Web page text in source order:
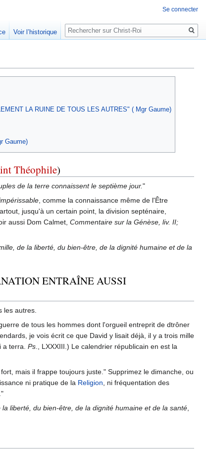
LA RUINE DE TOUS LES AUTRES" ( Mgr Gaume)
Gaume)
Théophile)
de la terre connaissent le septième jour."
, comme la connaissance même de l'Être
jusqu'à un certain point, la division septénaire,
aussi Dom Calmet, Commentaire sur la Génèse, liv. II;
de la liberté, du bien-être, de la dignité humaine et de la
ENTRAÎNE AUSSI
les autres.
de tous les hommes dont l'orgueil entreprit de dtrôner
je vois écrit ce que David y lisait déjà, il y a trois mille
a terra. Ps., LXXXIII.) Le calendrier républicain en est la
mais il frappe toujours juste." Supprimez le dimanche, ou
ni pratique de la Religion, ni fréquentation des
liberté, du bien-être, de la dignité humaine et de la santé,
Se connecter
Voir l’historique
Rechercher